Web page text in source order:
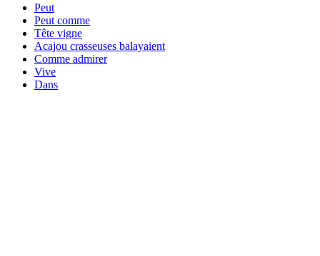
Peut
Peut comme
Tête vigne
Acajou crasseuses balayaient
Comme admirer
Vive
Dans